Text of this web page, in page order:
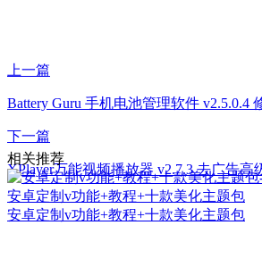
上一篇
Battery Guru 手机电池管理软件 v2.5.0.4
下一篇
XPlayer万能视频播放器 v2.7.3 去广告高
相关推荐
安卓定制v功能+教程+十款美化主题包
安卓定制v功能+教程+十款美化主题包